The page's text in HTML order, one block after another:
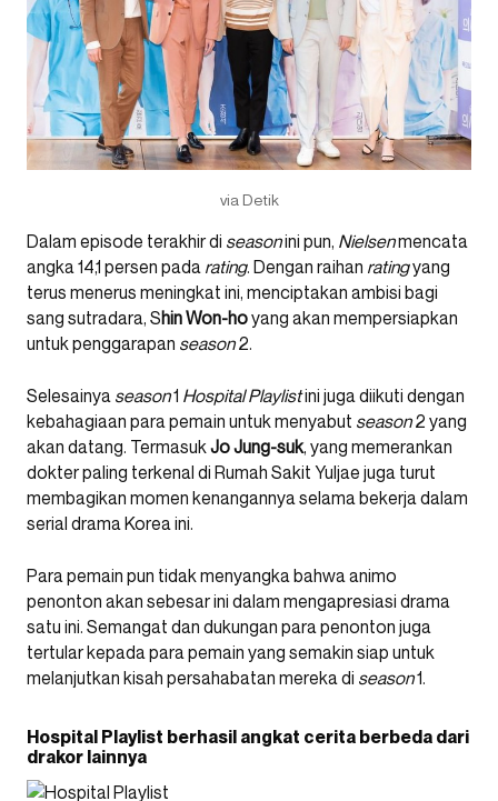
via Detik
Dalam episode terakhir di seasonini pun, Nielsenmencata
angka 14,1 persen pada rating. Dengan raihan ratingyang
terus menerus meningkat ini, menciptakan ambisi bagi
sang sutradara, Shin Won-hoyang akan mempersiapkan
untuk penggarapan season2.
Selesainya season1 Hospital Playlistini juga diikuti dengan
kebahagiaan para pemain untuk menyabut season2 yang
akan datang. TermasukJo Jung-suk, yang memerankan
dokter paling terkenal di Rumah Sakit Yuljae juga turut
membagikan momen kenangannya selama bekerja dalam
serial drama Korea ini.
Para pemain pun tidak menyangka bahwa animo
penonton akan sebesar ini dalam mengapresiasi drama
satu ini. Semangat dan dukungan para penonton juga
tertular kepada para pemain yang semakin siap untuk
melanjutkan kisah persahabatan mereka di season1.
Hospital Playlist berhasil angkat cerita berbeda dari
drakor lainnya